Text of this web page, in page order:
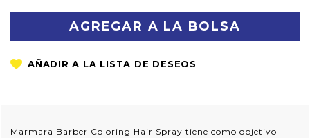
Marmara Barber Coloring Hair Spray tiene como objetivo